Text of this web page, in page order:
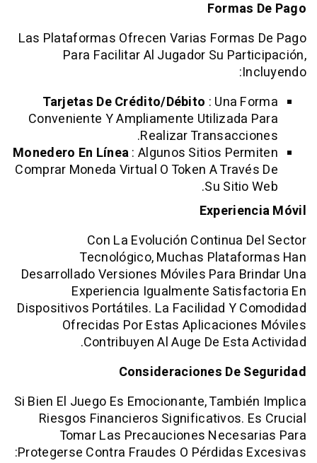
Las Plataformas Ofrecen Varias
Para Facilitar Al Jugador Su
Tarjetas De Crédito/Débito: Una
Conveniente Y Ampliamente
Realizar
Monedero En Línea: Algunos Sitios
Comprar Moneda Virtual O Token A
Su
Con La Evolución Continua
Tecnológico, Muchas
Desarrollado Versiones Móviles Para
Experiencia Igualmente
Dispositivos Portátiles. La Facilidad Y
Ofrecidas Por Estas
Contribuyen Al Auge De
Consideraciones De
Si Bien El Juego Es Emocionante,
Riesgos Financieros Significativos.
Tomar Las Precauciones
Protegerse Contra Fraudes O Pérdidas